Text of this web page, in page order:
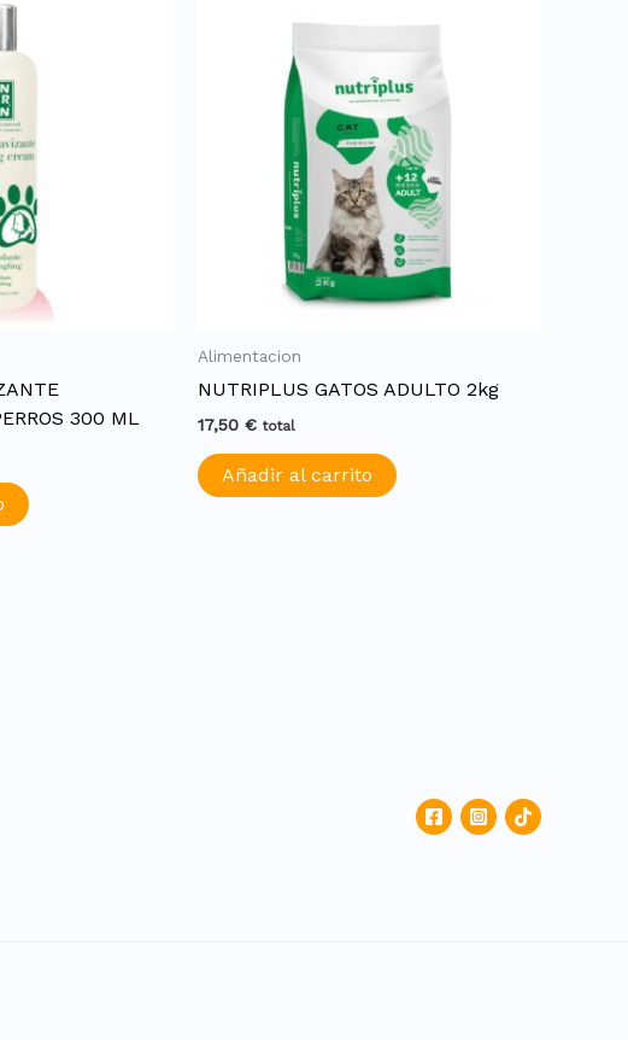
300 ML
Alimentacion
NUTRIPLUS GATOS ADULTO 2kg
17,50 € total
Añadir al carrito